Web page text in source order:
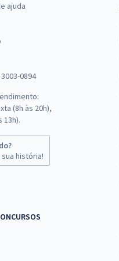
ajuda
0894
(8h às 20h),
13h).
história!